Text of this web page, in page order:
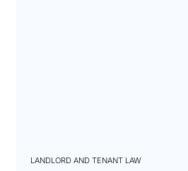
LANDLORD AND TENANT LAW